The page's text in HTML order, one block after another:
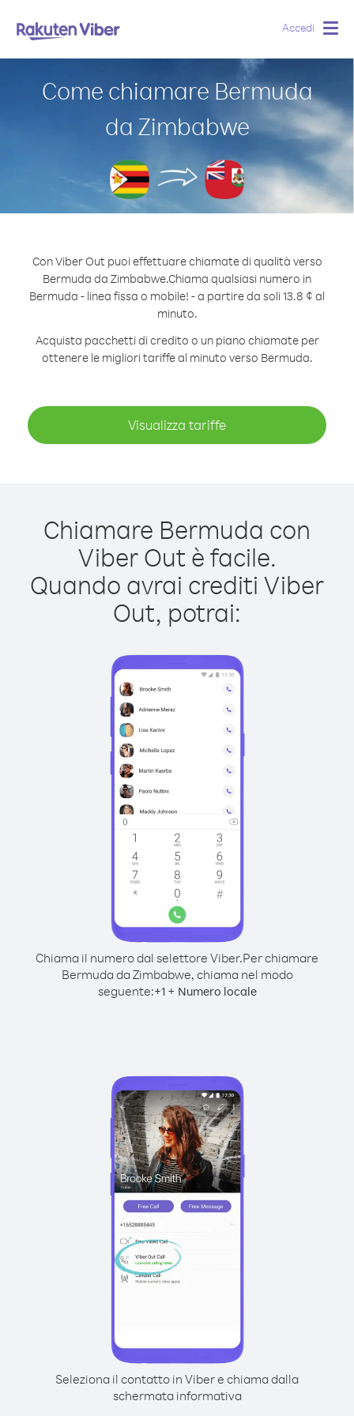
Accedi
Come chiamare Bermuda
da Zimbabwe
Con Viber Out puoi effettuare chiamate di qualità verso
Bermuda da Zimbabwe.Chiama qualsiasi numero in
Bermuda - linea fissa o mobile! - a partire da soli 13.8 ¢ al
minuto.
Acquista pacchetti di credito o un piano chiamate per
ottenere le migliori tariffe al minuto verso Bermuda.
Visualizza tariffe
Chiamare Bermuda con
Viber Out è facile.
Quando avrai crediti Viber
Out, potrai:
Chiama il numero dal selettore Viber.Per chiamare
Bermuda da Zimbabwe, chiama nel modo
seguente:+1+ Numero locale
Seleziona il contatto in Viber e chiama dalla
schermata informativa